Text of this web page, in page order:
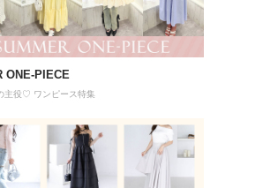
ONE-PIECE
主役♡ ワンピース特集